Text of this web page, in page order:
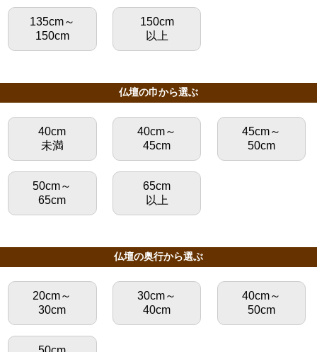
135cm～
150cm
150cm
以上
仏壇の巾から選ぶ
40cm
未満
40cm～
45cm
45cm～
50cm
50cm～
65cm
65cm
以上
仏壇の奥行から選ぶ
20cm～
30cm
30cm～
40cm
40cm～
50cm